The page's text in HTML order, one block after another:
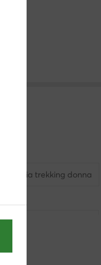
Columbia trekking donna
Scarpe scoglio donna